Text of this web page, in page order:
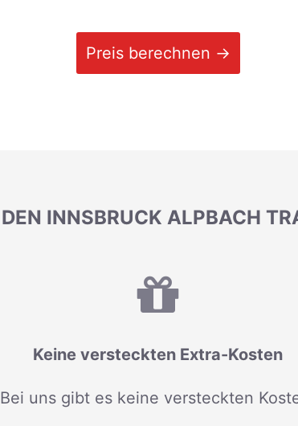
Preis berechnen →
INNSBRUCK ALPBACH
Keine versteckten Extra-Kosten
Bei uns gibt es keine versteckten